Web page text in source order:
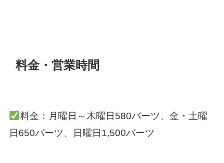
料金・営業時間
料金：月曜日～木曜日580バーツ、金・土曜
日650バーツ、日曜日1,500バーツ